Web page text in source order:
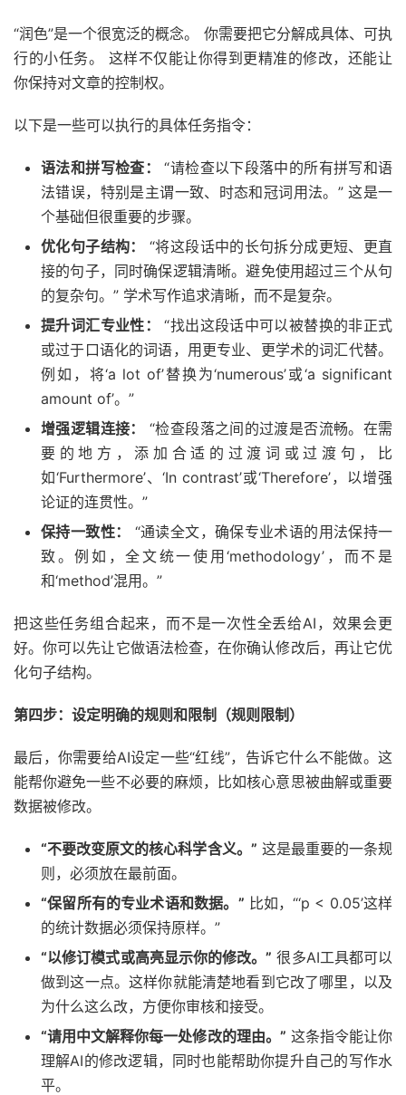
“润色”是一个很宽泛的概念。 你需要把它分解成具体、可执
行的小任务。 这样不仅能让你得到更精准的修改，还能让
你保持对文章的控制权。
以下是一些可以执行的具体任务指令：
语法和拼写检查：
“请检查以下段落中的所有拼写和语
法错误，特别是主谓一致、时态和冠词用法。” 这是一
个基础但很重要的步骤。
优化句子结构：
“将这段话中的长句拆分成更短、更直
接的句子，同时确保逻辑清晰。避免使用超过三个从句
的复杂句。” 学术写作追求清晰，而不是复杂。
提升词汇专业性：
“找出这段话中可以被替换的非正式
或过于口语化的词语，用更专业、更学术的词汇代替。
例如，将‘a lot of’替换为‘numerous’或‘a significant
amount of’。”
增强逻辑连接：
“检查段落之间的过渡是否流畅。在需
要的地方，添加合适的过渡词或过渡句，比
如‘Furthermore’、‘In contrast’或‘Therefore’，以增强
论证的连贯性。”
保持一致性：
“通读全文，确保专业术语的用法保持一
致。例如，全文统一使用‘methodology’，而不是
和‘method’混用。”
把这些任务组合起来，而不是一次性全丢给AI，效果会更
好。你可以先让它做语法检查，在你确认修改后，再让它优
化句子结构。
第四步：设定明确的规则和限制（规则限制）
最后，你需要给AI设定一些“红线”，告诉它什么不能做。这
能帮你避免一些不必要的麻烦，比如核心意思被曲解或重要
数据被修改。
“不要改变原文的核心科学含义。” 这是最重要的一条规
则，必须放在最前面。
“保留所有的专业术语和数据。” 比如，“‘p < 0.05’这样
的统计数据必须保持原样。”
“以修订模式或高亮显示你的修改。” 很多AI工具都可以
做到这一点。这样你就能清楚地看到它改了哪里，以及
为什么这么改，方便你审核和接受。
“请用中文解释你每一处修改的理由。” 这条指令能让你
理解AI的修改逻辑，同时也能帮助你提升自己的写作水
平。